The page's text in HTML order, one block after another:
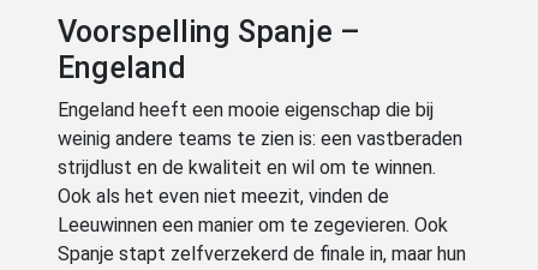
Voorspelling Spanje –
Engeland
Engeland heeft een mooie eigenschap die bij
weinig andere teams te zien is: een vastberaden
strijdlust en de kwaliteit en wil om te winnen.
Ook als het even niet meezit, vinden de
Leeuwinnen een manier om te zegevieren. Ook
Spanje stapt zelfverzekerd de finale in, maar hun